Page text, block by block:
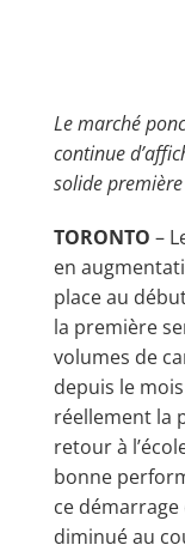
Le marché
continue
solide
TORONTO –
en
place au
la première
volumes de
depuis le
réellement la
retour à
bonne
ce
diminué au